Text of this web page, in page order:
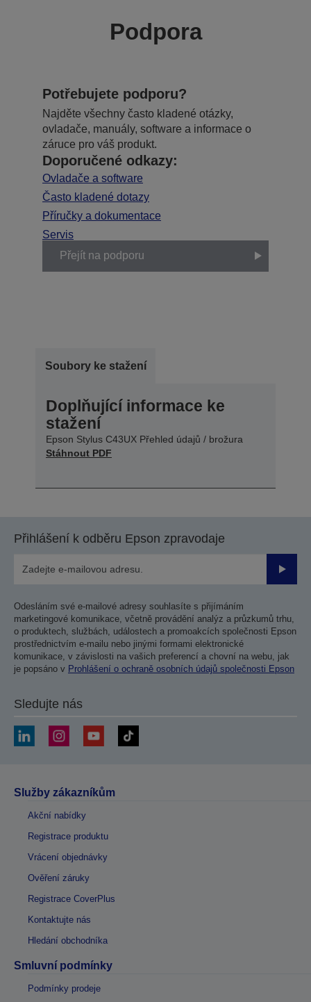
Podpora
Potřebujete podporu?
Najděte všechny často kladené otázky,
ovladače, manuály, software a informace o
záruce pro váš produkt.
Doporučené odkazy:
Ovladače a software
Často kladené dotazy
Příručky a dokumentace
Servis
Přejít na podporu
Soubory ke stažení
Doplňující informace ke
stažení
Epson Stylus C43UX Přehled údajů / brožura
Stáhnout PDF
Přihlášení k odběru Epson zpravodaje
Odesláním své e-mailové adresy souhlasíte s přijímáním
marketingové komunikace, včetně provádění analýz a průzkumů trhu,
o produktech, službách, událostech a promoakcích společnosti Epson
prostřednictvím e-mailu nebo jinými formami elektronické
komunikace, v závislosti na vašich preferencí a chovní na webu, jak
je popsáno v Prohlášení o ochraně osobních údajů společnosti Epson
Sledujte nás
Služby zákazníkům
Akční nabídky
Registrace produktu
Vrácení objednávky
Ověření záruky
Registrace CoverPlus
Kontaktujte nás
Hledání obchodníka
Smluvní podmínky
Podmínky prodeje